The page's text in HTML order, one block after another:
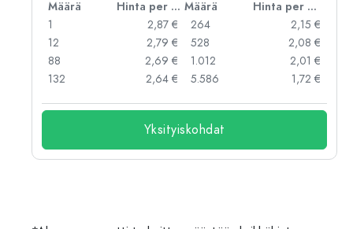
Määrä Hinta per kpl Määrä
Hinta per kpl
1
2,87 €
12
2,79 €
88
2,69 €
132
2,64 €
264
2,15 €
528
2,08 €
1.012
2,01 €
5.586
1,72 €
Yksityiskohdat